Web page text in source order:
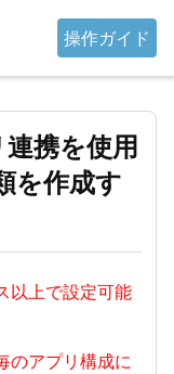
操作ガイド
携を使用
を作成す
以上で設定可能
のアプリ構成に